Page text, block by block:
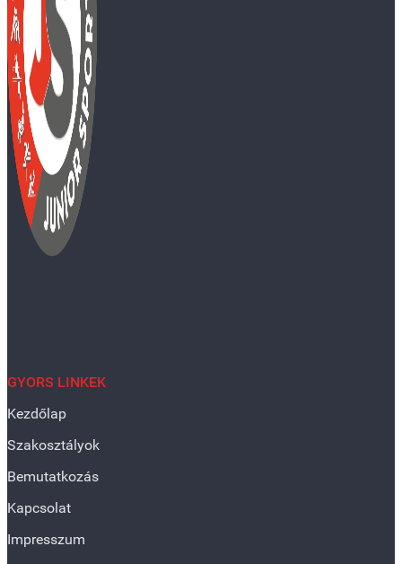
GYORS LINKEK
Kezdőlap
Szakosztályok
Bemutatkozás
Kapcsolat
Impresszum